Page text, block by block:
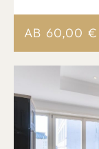
AB 60,00 €